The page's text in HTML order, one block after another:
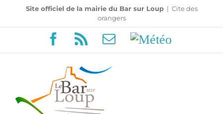
au
Site officiel de la mairie du Bar sur Loup | Cite des
orangers
Facebook
Rss EmailMétéo